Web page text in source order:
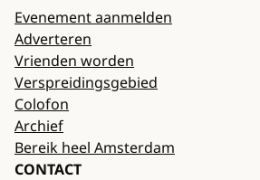
Evenement aanmelden
Adverteren
Vrienden worden
Verspreidingsgebied
Colofon
Archief
Bereik heel Amsterdam
CONTACT